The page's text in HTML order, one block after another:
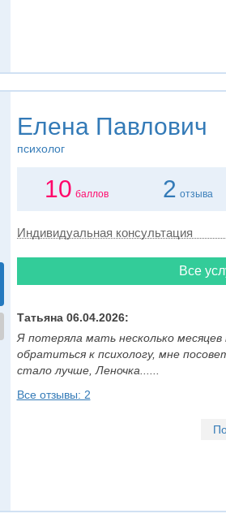
Елена Павлович
психолог
10 баллов 2 отзыва
Индивидуальная консультация
Все
Татьяна 06.04.2026:
Я потеряла мать несколько
обратиться к психологу, мне
стало лучше, Леночка......
Все отзывы: 2